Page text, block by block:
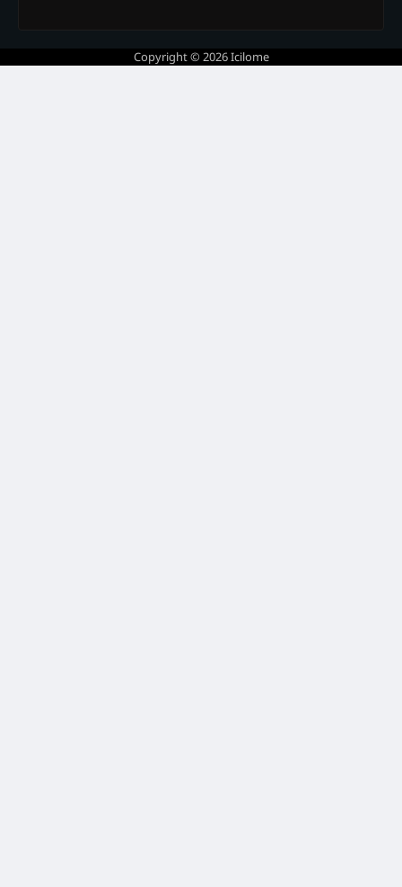
Copyright © 2026Icilome